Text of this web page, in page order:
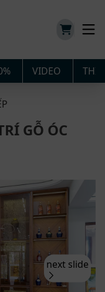
VIDEO
GỖ ÓC
next slide